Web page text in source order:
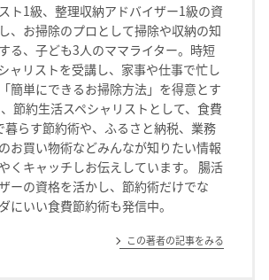
ト1級、整理収納アドバイザー1級の資
、お掃除のプロとして掃除や収納の知
る、子ども3人のママライター。時短
ャリストを受講し、家事や仕事で忙し
簡単にできるお掃除方法」を得意とす
節約生活スペシャリストとして、食費
暮らす節約術や、ふるさと納税、業務
お買い物術などみんなが知りたい情報
くキャッチしお伝えしています。 腸活
ーの資格を活かし、節約術だけでな
にいい食費節約術も発信中。
この著者の記事をみる